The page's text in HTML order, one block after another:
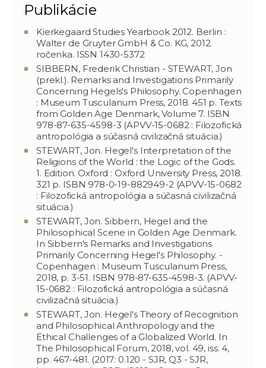
Publikácie
Kierkegaard Studies Yearbook 2012. Berlin :
Walter de Gruyter GmbH & Co. KG, 2012.
ročenka. ISSN 1430-5372
SIBBERN, Frederik Christian - STEWART, Jon
(prekl.). Remarks and Investigations Primarily
Concerning Hegels's Philosophy. Copenhagen
: Museum Tusculanum Press, 2018. 451 p. Texts
from Golden Age Denmark, Volume 7. ISBN
978-87-635-4598-3 (APVV-15-0682 : Filozofická
antropológia a súčasná civilizačná situácia.)
STEWART, Jon. Hegel's Interpretation of the
Religions of the World : the Logic of the Gods.
1. Edition. Oxford : Oxford University Press, 2018.
321 p. ISBN 978-0-19-882949-2 (APVV-15-0682
: Filozofická antropológia a súčasná civilizačná
situácia.)
STEWART, Jon. Sibbern, Hegel and the
Philosophical Scene in Golden Age Denmark.
In Sibbern's Remarks and Investigations
Primarily Concerning Hegel's Philosophy. -
Copenhagen : Museum Tusculanum Press,
2018, p. 3-51. ISBN 978-87-635-4598-3. (APVV-
15-0682 : Filozofická antropológia a súčasná
civilizačná situácia.)
STEWART, Jon. Hegel's Theory of Recognition
and Philosophical Anthropology and the
Ethical Challenges of a Globalized World. In
The Philosophical Forum, 2018, vol. 49, iss. 4,
pp. 467-481. (2017: 0.120 - SJR, Q3 - SJR,